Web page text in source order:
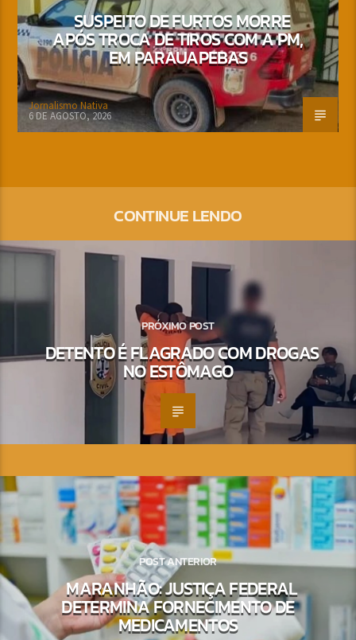
SUSPEITO DE FURTOS MORRE
APÓS TROCA DE TIROS COM A PM,
EM PARAUAPEBAS
Jornalismo Nativa
6 DE AGOSTO, 2026
CONTINUE LENDO
PRÓXIMO POST
DETENTO É FLAGRADO COM DROGAS
NO ESTÔMAGO
POST ANTERIOR
MARANHÃO: JUSTIÇA FEDERAL
DETERMINA FORNECIMENTO DE
MEDICAMENTOS